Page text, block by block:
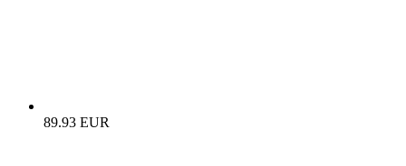
89.93 EUR